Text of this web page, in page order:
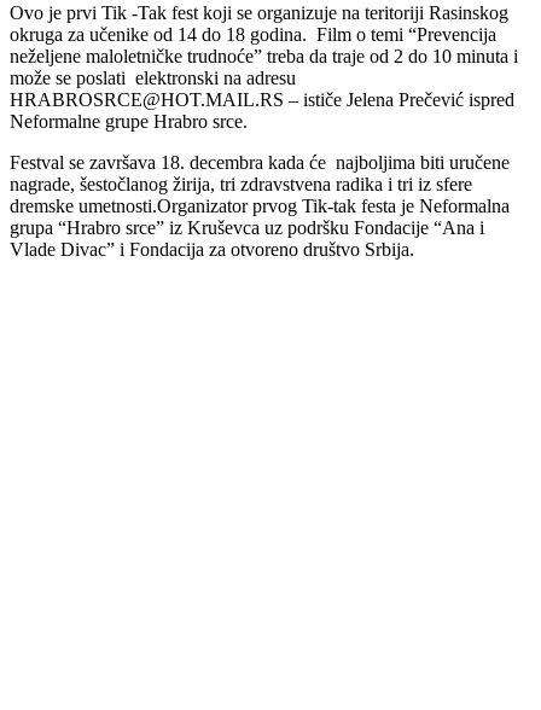
Ovo je prvi Tik -Tak fest koji se organizuje na teritoriji Rasinskog
okruga za učenike od 14 do 18 godina. Film o temi “Prevencija
neželjene maloletničke trudnoće” treba da traje od 2 do 10 minuta i
može se poslati elektronski na adresu
HRABROSRCE@HOT.MAIL.RS – ističe Jelena Prečević ispred
Neformalne grupe Hrabro srce.
Festval se završava 18. decembra kada će najboljima biti uručene
nagrade, šestočlanog žirija, tri zdravstvena radika i tri iz sfere
dremske umetnosti.Organizator prvog Tik-tak festa je Neformalna
grupa “Hrabro srce” iz Kruševca uz podršku Fondacije “Ana i
Vlade Divac” i Fondacija za otvoreno društvo Srbija.